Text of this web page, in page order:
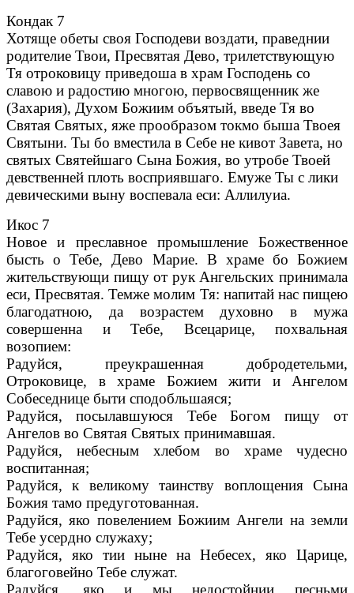
Кондак 7
Хотяще обеты своя Господеви воздати, праведнии
родителие Твои, Пресвятая Дево, трилетствующую
Тя отроковицу приведоша в храм Господень со
славою и радостию многою, первосвященник же
(Захария), Духом Божиим объятый, введе Тя во
Святая Святых, яже прообразом токмо быша Твоея
Святыни. Ты бо вместила в Себе не кивот Завета, но
святых Святейшаго Сына Божия, во утробе Твоей
девственней плоть восприявшаго. Емуже Ты с лики
девическими выну воспевала еси: Аллилуиа.
Икос 7
Новое и преславное промышление Божественное
бысть о Тебе, Дево Марие. В храме бо Божием
жительствующи пищу от рук Ангельских принимала
еси, Пресвятая. Темже молим Тя: напитай нас пищею
благодатною, да возрастем духовно в мужа
совершенна и Тебе, Всецарице, похвальная
возопием:
Радуйся, преукрашенная добродетельми,
Отроковице, в храме Божием жити и Ангелом
Собеседнице быти сподобльшаяся;
Радуйся, посылавшуюся Тебе Богом пищу от
Ангелов во Святая Святых принимавшая.
Радуйся, небесным хлебом во храме чудесно
воспитанная;
Радуйся, к великому таинству воплощения Сына
Божия тамо предуготованная.
Радуйся, яко повелением Божиим Ангели на земли
Тебе усердно служаху;
Радуйся, яко тии ныне на Небесех, яко Царице,
благоговейно Тебе служат.
Радуйся, яко и мы недостойнии песньми